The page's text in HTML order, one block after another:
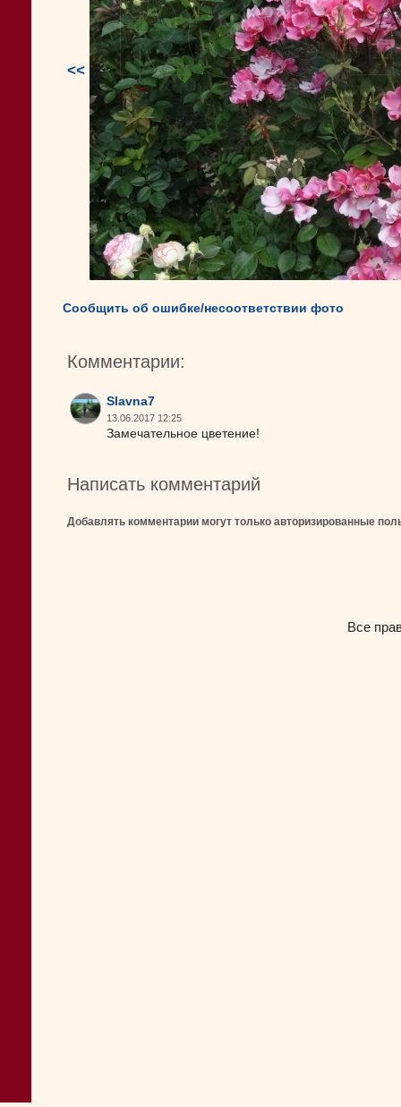
<<
Сообщить об ошибке/несоответствии фото
Комментарии:
Slavna7
13.06.2017 12:25
Замечательное цветение!
Написать комментарий
Добавлять комментарии могут только авторизированные
Все